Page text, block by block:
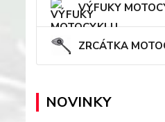
VÝFUKY
ZRCÁTKA
NOVINKY